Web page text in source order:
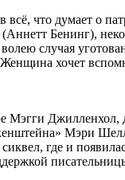
всё, что думает о
Бенинг),
случая
хочет
Мэри
где и